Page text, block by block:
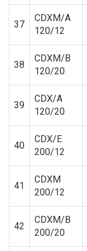
37
CDXM/A
120/12
38
CDXM/B
120/20
39
CDX/A
120/20
40
CDX/E
200/12
41
CDXM
200/12
42
CDXM/B
200/20